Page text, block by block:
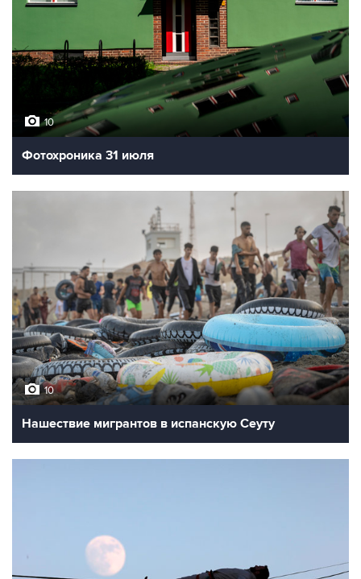
10
Фотохроника 31 июля
10
Нашествие мигрантов в испанскую Сеуту